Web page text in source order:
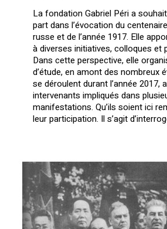
La fondation Gabriel Péri a
part dans l’évocation du
russe et de l’année 1917. Elle
à diverses initiatives, colloques et
Dans cette perspective, elle
d’étude, en amont des nombreux
se déroulent durant l’année 2017,
intervenants impliqués dans
manifestations. Qu’ils soient ici
leur participation. Il s’agit